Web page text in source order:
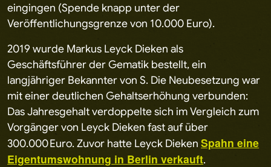
eingingen (Spende knapp unter der
Veröffentlichungsgrenze von 10.000 Euro).
2019 wurde Markus Leyck Dieken als
Geschäftsführer der Gematik bestellt, ein
langjähriger Bekannter von S. Die Neubesetzung war
mit einer deutlichen Gehaltserhöhung verbunden:
Das Jahresgehalt verdoppelte sich im Vergleich zum
Vorgänger von Leyck Dieken fast auf über
300.000 Euro. Zuvor hatte Leyck DiekenSpahn eine
Eigentumswohnung in Berlin verkauft.